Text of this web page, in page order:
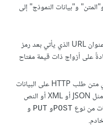
و"بيانات النموذج" إلى
سلسلة الاستعلام: هي جزء من عنوان URL الذي يأتي بعد رمز
على أزواج ذات قيمة مفتاح
المتن أو النص الأساسي: يحتوي متن طلب HTTP على البيانات
التي يرسلها العميل إلى الخادم، مثل JSON أو XML أو النص
من نوع POSTو PUT و